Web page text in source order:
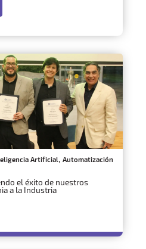
Artificial, Automatización
el éxito de nuestros
a la Industria